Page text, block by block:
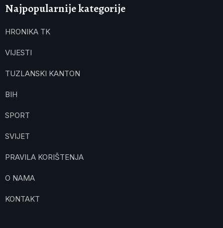
Najpopularnije kategorije
HRONIKA TK
VIJESTI
TUZLANSKI KANTON
BIH
SPORT
SVIJET
PRAVILA KORIŠTENJA
O NAMA
KONTAKT